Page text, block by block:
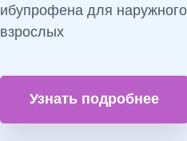
ибупрофена для
взрослых
Узнать подробнеe